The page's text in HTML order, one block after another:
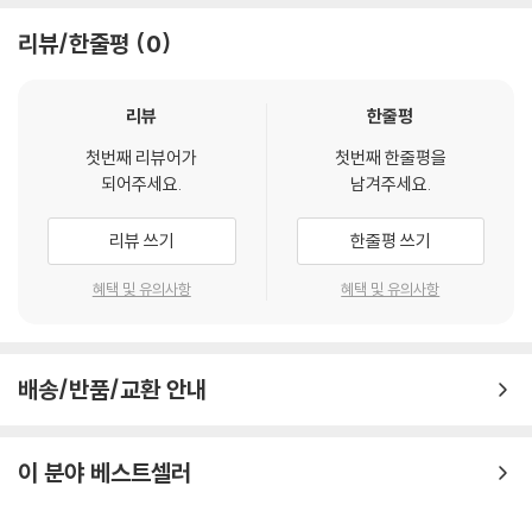
의 추방에 기인했다. 그중 가장 유명한 사건은 미국 정부가 체로키족 등을
미국의 남동부에서 다른 곳으로 강제로 이주시킨 눈물의 길(Trail of Tea
로, 아메리카 원주민을 근절하다시피 한 학살이 드물지 않았다. 1864년에
일어난 샌드 크리크 학살은 특별히 잔인했던 것으로 유명한데 그때 대다수
가 여성과 아동이었던 샤이엔족과 아라파호족 수백 명이 살해당하거나 수
대량 학살의 두 번째 범주는 내부의 대량 학살이다. 이 범주의 대량 학살의
양상은 좀 더 강력한 그룹이 자기들의 내부에서 덜 강한 그룹을 대대적으
과 그리스인들?을 학살한 사례가 있다. 제안된 많은 정의는 대략 좀 더 엄
격한 정의와 좀 더 느슨한 정의의 연속선(spectrum)에 위치할 수 있으
모 살해에 초점을 맞추며, 흔히 누군가를 대량 학살 혐의로 기소할 목적의
법률적인 맥락에서 사용된다. 제한을 덜 두는 정의들은 다양한 사건을 비
써 신적 폭력의 문제를 명확하게 해결한다는 장점이 있다. 하지만 성경과
대에 대량 학살이 일어난 것처럼 지어냈다거나, 대량 학살이 악하므로 설
령 그 기록이 성경에 등장하더라도 우리가 그것을 거부해야 한다거나, 하
나님은 가나안 족속의 군사력을 약화시키라는 명령만 내리셨는데 이스라
엘 백성이 하나님의 명령을 오해해서 지나치게 행동했다는 식으로 설명한
다. 요컨대 두 번째 견해를 옹호하는 학자들은 구약성경의 내러티브들을
문자적으로 읽고 그 내러티브들이 대량 학살에 대한 묘사를 포함한다고 믿
는 경향이 있지만, 구약성경에 역사적 오류나 윤리적 오류가 포함되어 있
세 번째 견해에서는 그 텍스트들에 기록된 사건들이 대량 학살이 아니라고
아내라는 명령이라거나 “헤렘”은 하나님 사랑의 반대쪽 측면이라거나, 가
점을 인정한 데 있다. 동시에 고대 근동의 전쟁 관습과 민족 수호신들의 토
- 김회권 (숭실대학교 기독교학과 교수)
출애굽기를 연구하며 “전사로서 야웨 하나님”이란 논문으로 박사학위를
취득한 찰리 트림은 여세를 몰아 가나안족 멸절에 관한 간결하고도 통찰력
있는 책을 써냈다. 대답 대신 고민하게 하는 수많은 질문을 불러내는 책이
다. 성서해석의 중요성과 어려움을 진솔하게 드러낸다. 진지하게 읽어야
“폭력에 연루되신 하나님”이라는 이미지는 난감한 주제임이 틀림없다. 특
해에 사로잡힐 것인가? 아니면 구약성경을 통해 자신을 계시하신 그분을
리뷰/한줄평 0
리뷰
첫번째 리뷰어가
되어주세요.
리뷰 쓰기
혜택 및 유의사항
한줄평
첫번째 한줄평을
남겨주세요.
한줄평 쓰기
혜택 및 유의사항
배송/반품/교환 안내
이 분야 베스트셀러